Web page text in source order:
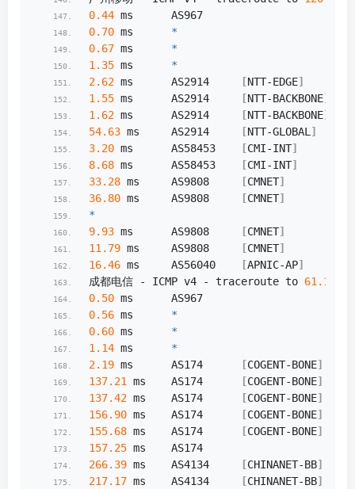
0.44 ms      AS967                         中
0.70 ms *
0.67 ms *
1.35 ms *
2.62 ms      AS2914 [NTT-EDGE]
1.55 ms      AS2914 [NTT-BACKBONE]
1.62 ms      AS2914 [NTT-BACKBONE]
54.63 ms     AS2914 [NTT-GLOBAL ]
3.20 ms      AS58453 [CMI-INT]
8.68 ms      AS58453 [CMI-INT]
33.28 ms     AS9808 [CMNET]
36.80 ms     AS9808 [CMNET]
*
9.93 ms      AS9808 [CMNET]
11.79 ms     AS9808 [CMNET]
16.46 ms     AS56040 [APNIC-AP]
成都电信 - ICMP v4 - traceroute to 61.139
0.50 ms      AS967                         中
0.56 ms *
0.60 ms *
1.14 ms *
2.19 ms      AS174 [COGENT-BONE]
137.21
ms    AS174 [COGENT-BONE]
137.42 ms    AS174 [COGENT-BONE]
156.90 ms    AS174 [COGENT-BONE]
155.68 ms    AS174 [COGENT-BONE]
157.25 ms    AS174                         美
266.39 ms    AS4134 [CHINANET-BB]
217.17 ms    AS4134 [CHINANET-BB]